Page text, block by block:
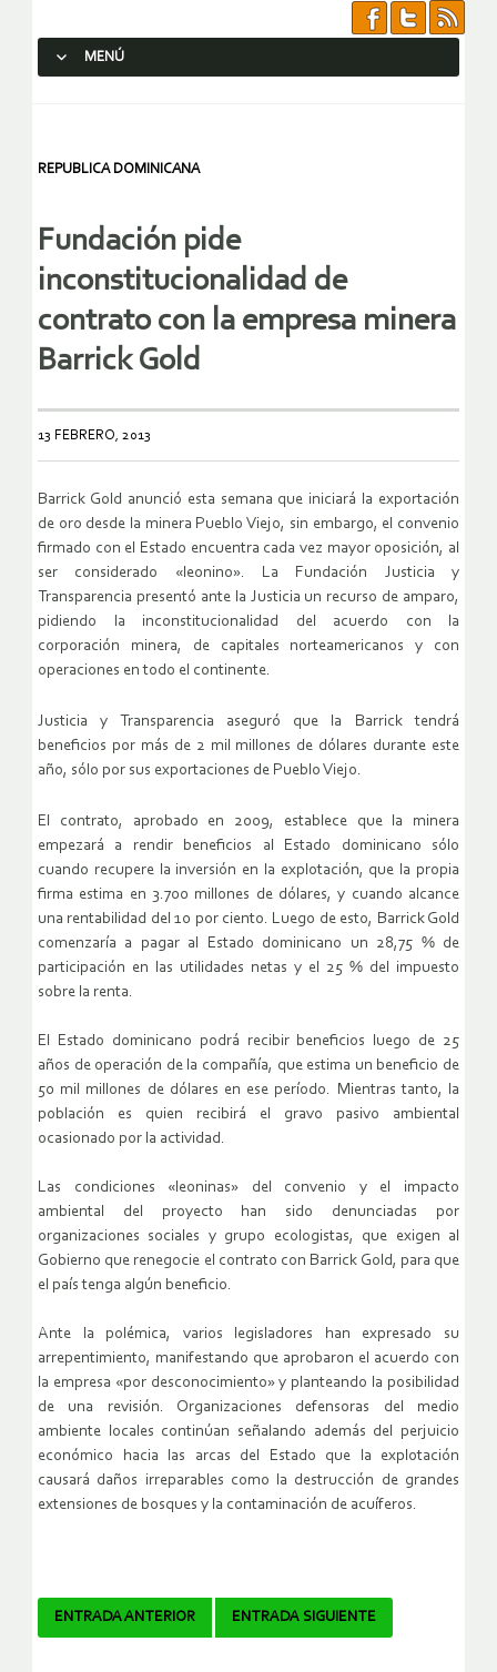
MENÚ
REPUBLICA DOMINICANA
Fundación pide
inconstitucionalidad de
contrato con la empresa minera
Barrick Gold
13 FEBRERO, 2013
Barrick Gold anunció esta semana que iniciará la exportación
de oro desde la minera Pueblo Viejo, sin embargo, el convenio
firmado con el Estado encuentra cada vez mayor oposición, al
ser considerado «leonino». La Fundación Justicia y
Transparencia presentó ante la Justicia un recurso de amparo,
pidiendo la inconstitucionalidad del acuerdo con la
corporación minera, de capitales norteamericanos y con
operaciones en todo el continente.
Justicia y Transparencia aseguró que la Barrick tendrá
beneficios por más de 2 mil millones de dólares durante este
año, sólo por sus exportaciones de Pueblo Viejo.
El contrato, aprobado en 2009, establece que la minera
empezará a rendir beneficios al Estado dominicano sólo
cuando recupere la inversión en la explotación, que la propia
firma estima en 3.700 millones de dólares, y cuando alcance
una rentabilidad del 10 por ciento. Luego de esto, Barrick Gold
comenzaría a pagar al Estado dominicano un 28,75 % de
participación en las utilidades netas y el 25 % del impuesto
sobre la renta.
El Estado dominicano podrá recibir beneficios luego de 25
años de operación de la compañía, que estima un beneficio de
50 mil millones de dólares en ese período. Mientras tanto, la
población es quien recibirá el gravo pasivo ambiental
ocasionado por la actividad.
Las condiciones «leoninas» del convenio y el impacto
ambiental del proyecto han sido denunciadas por
organizaciones sociales y grupo ecologistas, que exigen al
Gobierno que renegocie el contrato con Barrick Gold, para que
el país tenga algún beneficio.
Ante la polémica, varios legisladores han expresado su
arrepentimiento, manifestando que aprobaron el acuerdo con
la empresa «por desconocimiento» y planteando la posibilidad
de una revisión. Organizaciones defensoras del medio
ambiente locales continúan señalando además del perjuicio
económico hacia las arcas del Estado que la explotación
causará daños irreparables como la destrucción de grandes
extensiones de bosques y la contaminación de acuíferos.
Navegador
ENTRADA ANTERIOR ENTRADA SIGUIENTE